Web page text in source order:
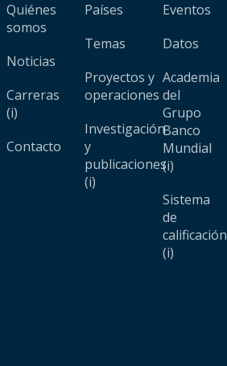
Quiénes
somos
Noticias
Carreras
(i)
Contacto
Países
Temas
Proyectos y
operaciones
Investigación
y
publicaciones
(i)
Eventos
Datos
Academia
del
Grupo
Banco
Mundial
(i)
Sistema
de
calificación
(i)